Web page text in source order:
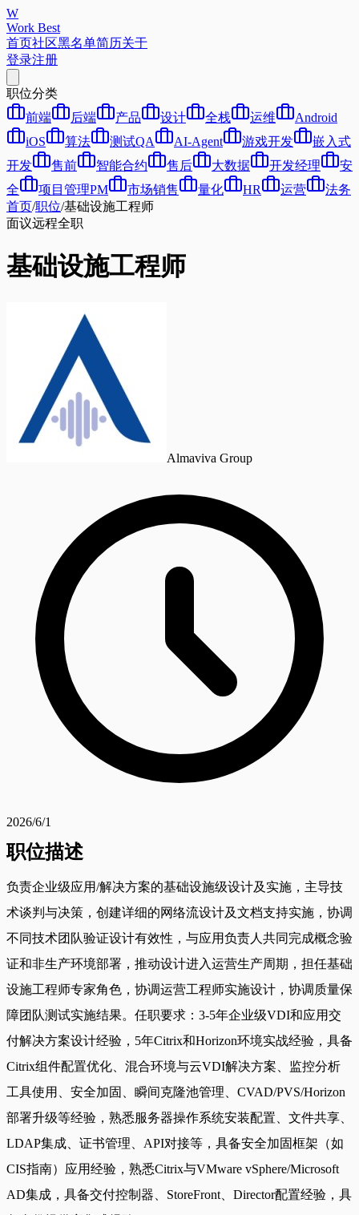
W
Work Best
首页社区黑名单简历关于
登录注册
职位分类
前端
后端 产品 设计 全栈 运维
Android
iOS
算法 测试QA AI-Agent 游戏开发
嵌入式
开发
售前 智能合约 售后 大数据 开发经理
安
全
项目管理PM 市场销售 量化 HR 运营
法务
首页/职位/基础设施工程师
面议远程全职
基础设施工程师
Almaviva Group
2026/6/1
职位描述
负责企业级应用/解决方案的基础设施级设计及实施，主导技
术谈判与决策，创建详细的网络流设计及文档支持实施，协调
不同技术团队验证设计有效性，与应用负责人共同完成概念验
证和非生产环境部署，推动设计进入运营生产周期，担任基础
设施工程师专家角色，协调运营工程师实施设计，协调质量保
障团队测试实施结果。任职要求：3-5年企业级VDI和应用交
付解决方案设计经验，5年Citrix和Horizon环境实战经验，具备
Citrix组件配置优化、混合环境与云VDI解决方案、监控分析
工具使用、安全加固、瞬间克隆池管理、CVAD/PVS/Horizon
部署升级等经验，熟悉服务器操作系统安装配置、文件共享、
LDAP集成、证书管理、API对接等，具备安全加固框架（如
CIS指南）应用经验，熟悉Citrix与VMware vSphere/Microsoft
AD集成，具备交付控制器、StoreFront、Director配置经验，具